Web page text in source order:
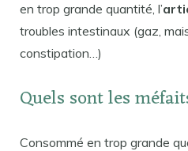
en trop grande quantité, l’
troubles intestinaux (gaz,
constipation…)
Quels sont les
Consommé en trop grande